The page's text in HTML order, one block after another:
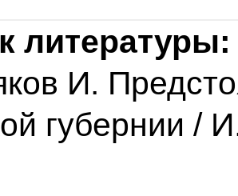
литературы:
И.
губернии /